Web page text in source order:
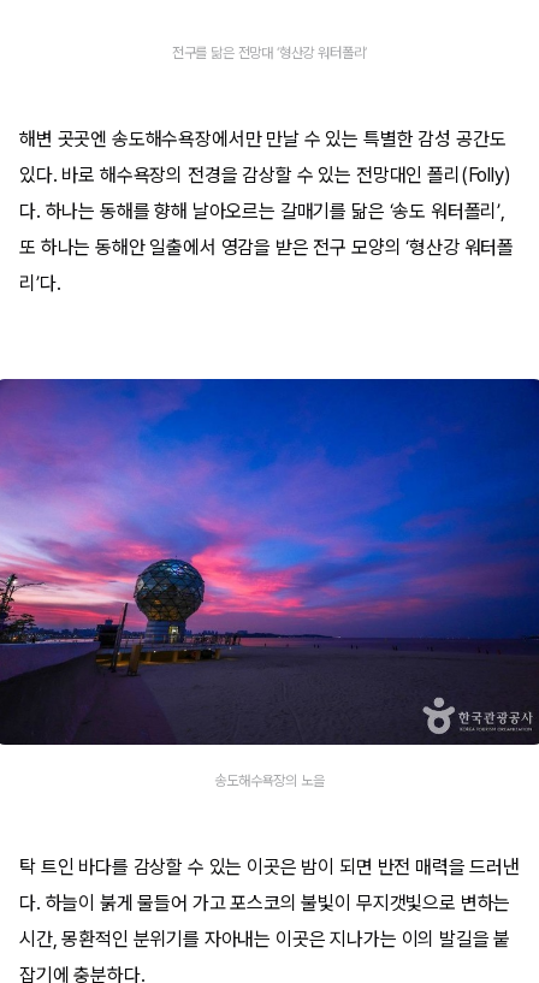
전구를 닮은 전망대 ‘형산강 워터폴리’
해변 곳곳엔 송도해수욕장에서만 만날 수 있는 특별한 감성 공간도
있다. 바로 해수욕장의 전경을 감상할 수 있는 전망대인 폴리(Folly)
다. 하나는 동해를 향해 날아오르는 갈매기를 닮은 ‘송도 워터폴리’,
또 하나는 동해안 일출에서 영감을 받은 전구 모양의 ‘형산강 워터폴
리’다.
송도해수욕장의 노을
탁 트인 바다를 감상할 수 있는 이곳은 밤이 되면 반전 매력을 드러낸
다. 하늘이 붉게 물들어 가고 포스코의 불빛이 무지갯빛으로 변하는
시간, 몽환적인 분위기를 자아내는 이곳은 지나가는 이의 발길을 붙
잡기에 충분하다.